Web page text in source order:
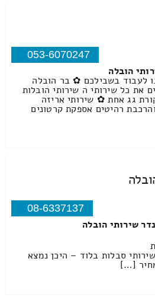
053-6070247
הובלה
לעבוד בשבילכם ✿ בר הובלה
את כל שירותי ה שירותי הובלות
גג אחת ✿ שירותי אריזה
רהיטים אספקת קרטונים
08-6337137
שירותי הובלה
סבלות בלוד – היכן נמצא
[…]